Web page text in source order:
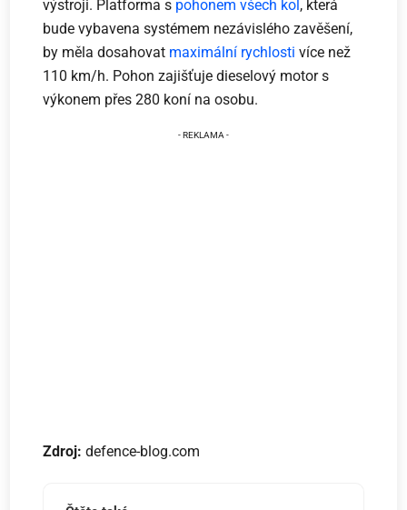
výstroji. Platforma s pohonem všech kol, která
bude vybavena systémem nezávislého zavěšení,
by měla dosahovat maximální rychlosti více než
110 km/h. Pohon zajišťuje dieselový motor s
výkonem přes 280 koní na osobu.
Zdroj:defence-blog.com